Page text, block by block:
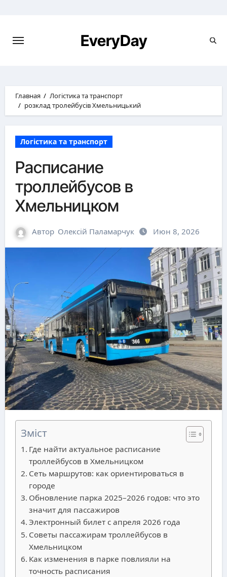
EveryDay
Главная
Логістика та транспорт
розклад тролейбусів Хмельницький
Логістика та транспорт
Расписание
троллейбусов в
Хмельницком
Автор Олексій Паламарчук Июн 8, 2026
Зміст
Где найти актуальное расписание
троллейбусов в Хмельницком
Сеть маршрутов: как ориентироваться в
городе
Обновление парка 2025–2026 годов: что это
значит для пассажиров
Электронный билет с апреля 2026 года
Советы пассажирам троллейбусов в
Хмельницком
Как изменения в парке повлияли на
точность расписания